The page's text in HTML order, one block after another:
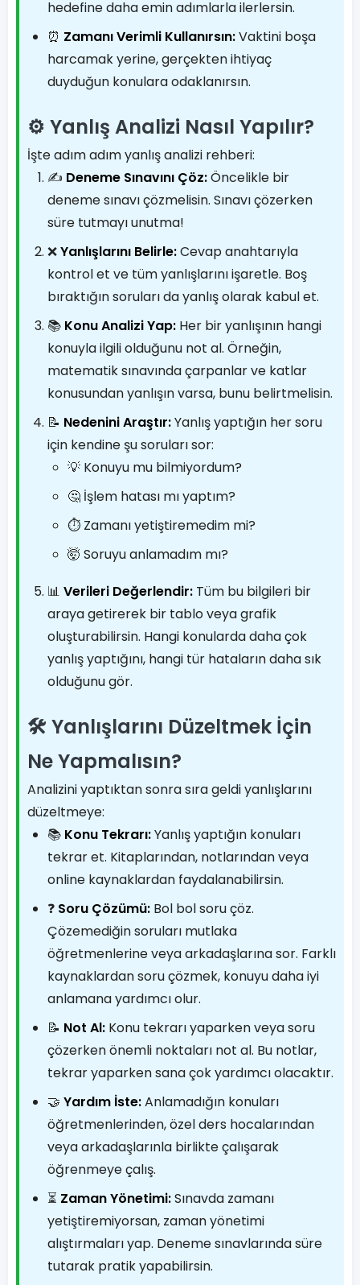
hedefine daha emin adımlarla ilerlersin.
⏰ Zamanı Verimli Kullanırsın:Vaktini boşa
harcamak yerine, gerçekten ihtiyaç
duyduğun konulara odaklanırsın.
⚙️ Yanlış Analizi Nasıl Yapılır?
İşte adım adım yanlış analizi rehberi:
✍️ Deneme Sınavını Çöz:Öncelikle bir
deneme sınavı çözmelisin. Sınavı çözerken
süre tutmayı unutma!
❌Yanlışlarını Belirle:Cevap anahtarıyla
kontrol et ve tüm yanlışlarını işaretle. Boş
bıraktığın soruları da yanlış olarak kabul et.
📚 Konu Analizi Yap: Her bir yanlışının hangi
konuyla ilgili olduğunu not al. Örneğin,
matematik sınavında çarpanlar ve katlar
konusundan yanlışın varsa, bunu belirtmelisin.
📝 Nedenini Araştır:Yanlış yaptığın her soru
için kendine şu soruları sor:
💡 Konuyu mu bilmiyordum?
🤔 İşlem hatası mı yaptım?
⏱️ Zamanı yetiştiremedim mi?
🤯 Soruyu anlamadım mı?
📊 Verileri Değerlendir: Tüm bu bilgileri bir
araya getirerek bir tablo veya grafik
oluşturabilirsin. Hangi konularda daha çok
yanlış yaptığını, hangi tür hataların daha sık
olduğunu gör.
🛠️ Yanlışlarını Düzeltmek İçin
Ne Yapmalısın?
Analizini yaptıktan sonra sıra geldi yanlışlarını
düzeltmeye:
📚 Konu Tekrarı:Yanlış yaptığın konuları
tekrar et. Kitaplarından, notlarından veya
online kaynaklardan faydalanabilirsin.
❓ Soru Çözümü: Bol bol soru çöz.
Çözemediğin soruları mutlaka
öğretmenlerine veya arkadaşlarına sor. Farklı
kaynaklardan soru çözmek, konuyu daha iyi
anlamana yardımcı olur.
📝 Not Al: Konu tekrarı yaparken veya soru
çözerken önemli noktaları not al. Bu notlar,
tekrar yaparken sana çok yardımcı olacaktır.
🤝 Yardım İste:Anlamadığın konuları
öğretmenlerinden, özel ders hocalarından
veya arkadaşlarınla birlikte çalışarak
öğrenmeye çalış.
⏳ Zaman Yönetimi:Sınavda zamanı
yetiştiremiyorsan, zaman yönetimi
alıştırmaları yap. Deneme sınavlarında süre
tutarak pratik yapabilirsin.